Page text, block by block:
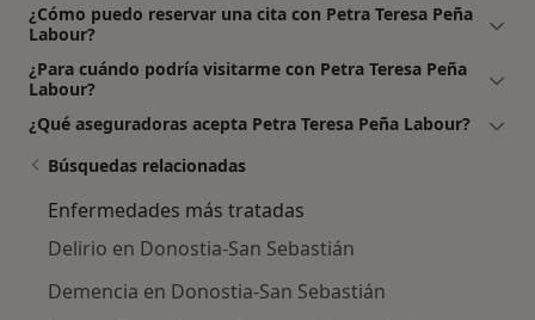
¿Cómo puedo reservar una cita con Petra Teresa Peña
Labour?
¿Para cuándo podría visitarme con Petra Teresa Peña
Labour?
¿Qué aseguradoras acepta Petra Teresa Peña Labour?
Búsquedas relacionadas
Enfermedades más tratadas
Delirio en Donostia-San Sebastián
Demencia en Donostia-San Sebastián